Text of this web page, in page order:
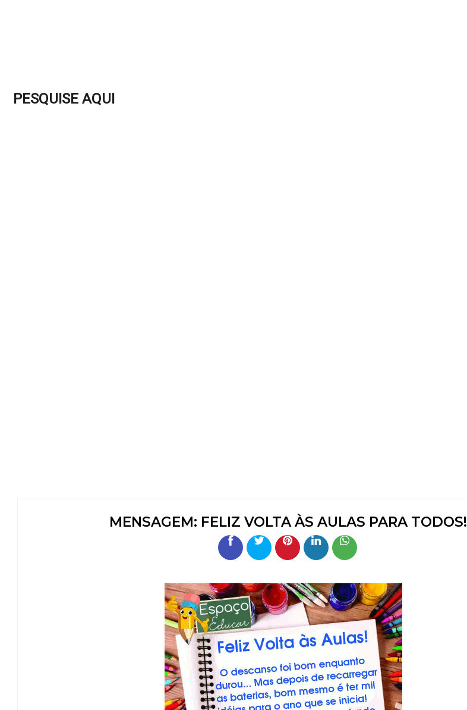
PESQUISE AQUI
MENSAGEM: FELIZ VOLTA ÀS AULAS PARA TODOS!